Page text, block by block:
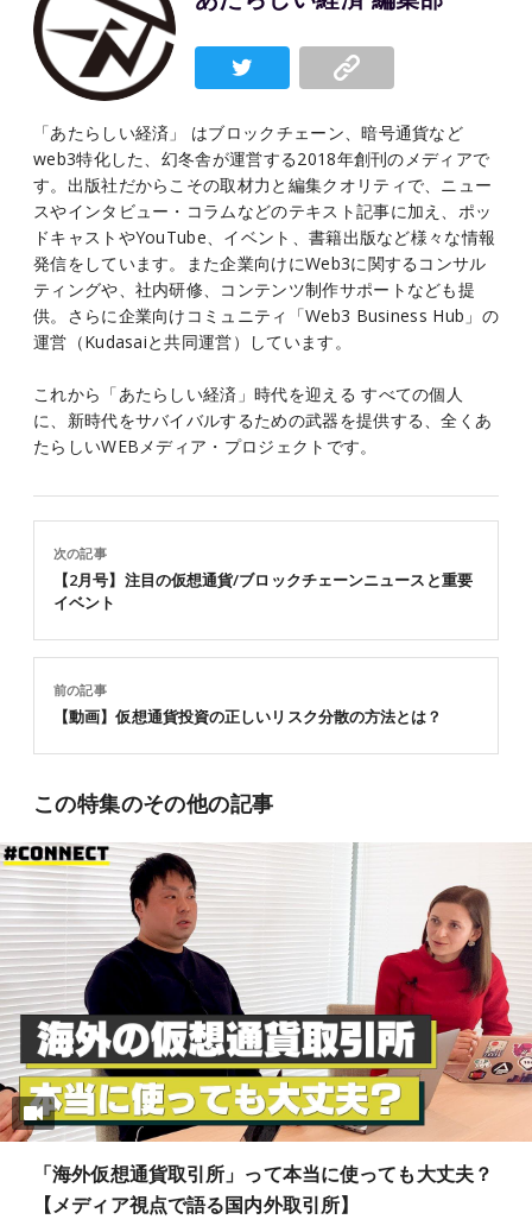
「あたらしい経済」 はブロックチェーン、暗号通貨など
web3特化した、幻冬舎が運営する2018年創刊のメディアで
す。出版社だからこその取材力と編集クオリティで、ニュー
スやインタビュー・コラムなどのテキスト記事に加え、ポッ
ドキャストやYouTube、イベント、書籍出版など様々な情報
発信をしています。また企業向けにWeb3に関するコンサル
ティングや、社内研修、コンテンツ制作サポートなども提
供。さらに企業向けコミュニティ「Web3 Business Hub」の
運営（Kudasaiと共同運営）しています。
これから「あたらしい経済」時代を迎える すべての個人
に、新時代をサバイバルするための武器を提供する、全くあ
たらしいWEBメディア・プロジェクトです。
前の記事
【動画】仮想通貨投資の正しいリスク分散の方法とは？
次の記事
【2月号】注目の仮想通貨/ブロックチェーンニュースと重要
イベント
この特集のその他の記事
「海外仮想通貨取引所」って本当に使っても大丈夫？
【メディア視点で語る国内外取引所】